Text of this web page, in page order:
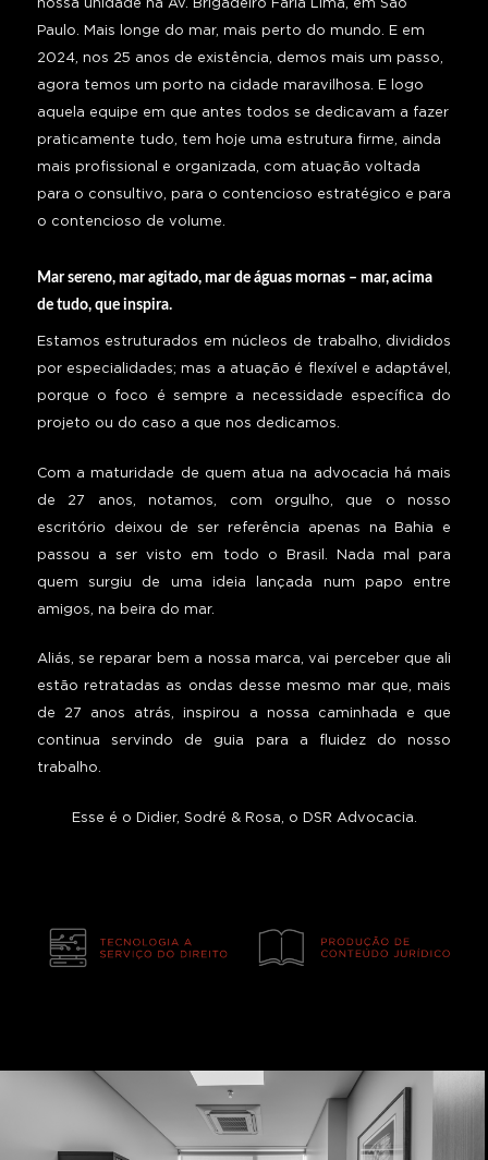
nossa unidade na Av. Brigadeiro Faria Lima, em São
Paulo. Mais longe do mar, mais perto do mundo. E em
2024, nos 25 anos de existência, demos mais um passo,
agora temos um porto na cidade maravilhosa. E logo
aquela equipe em que antes todos se dedicavam a fazer
praticamente tudo, tem hoje uma estrutura firme, ainda
mais profissional e organizada, com atuação voltada
para o consultivo, para o contencioso estratégico e para
o contencioso de volume.
Mar sereno, mar agitado, mar de águas mornas – mar, acima
de tudo, que inspira.
Estamos estruturados em núcleos de trabalho, divididos
por especialidades; mas a atuação é flexível e adaptável,
porque o foco é sempre a necessidade específica do
projeto ou do caso a que nos dedicamos.
Com a maturidade de quem atua na advocacia há mais
de 27 anos, notamos, com orgulho, que o nosso
escritório deixou de ser referência apenas na Bahia e
passou a ser visto em todo o Brasil. Nada mal para
quem surgiu de uma ideia lançada num papo entre
amigos, na beira do mar.
Aliás, se reparar bem a nossa marca, vai perceber que ali
estão retratadas as ondas desse mesmo mar que, mais
de 27 anos atrás, inspirou a nossa caminhada e que
continua servindo de guia para a fluidez do nosso
trabalho.
Esse é o Didier, Sodré & Rosa, o DSR Advocacia.